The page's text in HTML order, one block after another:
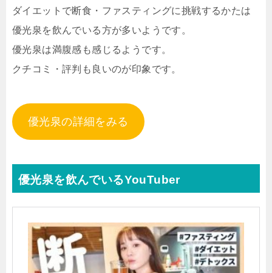
ダイエットで断食・ファスティングに挑戦するかたは
優光泉を飲んでいる方が多いようです。
優光泉は満腹感も感じるようです。
クチコミ・評判も良いのが印象です。
優光泉の詳細をみる
優光泉を飲んでいるYouTuber